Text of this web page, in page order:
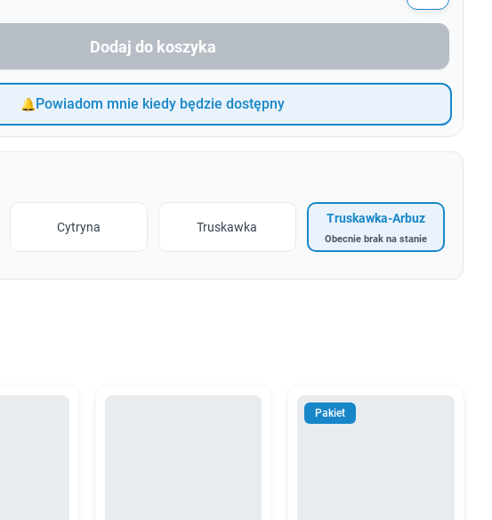
Dodaj do koszyka
Powiadom mnie kiedy będzie dostępny
Cytryna Truskawka
Truskawka-Arbuz
Obecnie brak na stanie
Pakiet